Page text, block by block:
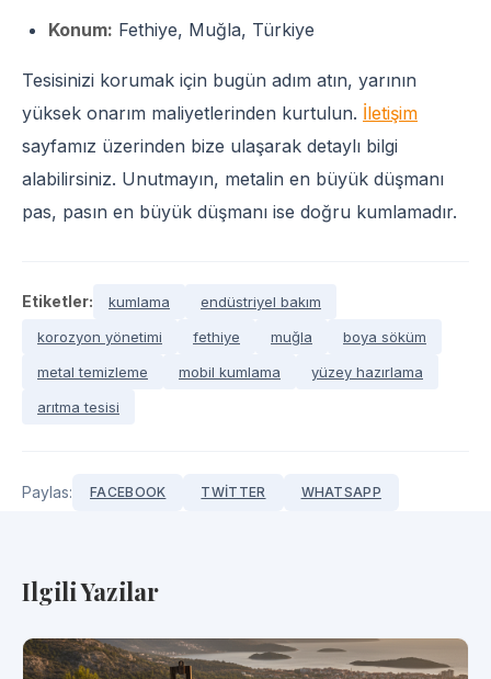
Konum: Fethiye, Muğla, Türkiye
Tesisinizi korumak için bugün adım atın, yarının
yüksek onarım maliyetlerinden kurtulun. İletişim
sayfamız üzerinden bize ulaşarak detaylı bilgi
alabilirsiniz. Unutmayın, metalin en büyük düşmanı
pas, pasın en büyük düşmanı ise doğru kumlamadır.
Etiketler: kumlama
endüstriyel bakım
korozyon yönetimi
fethiye muğla
boya söküm
metal temizleme
mobil kumlama
yüzey hazırlama
arıtma tesisi
Paylas: FACEBOOK TWITTER WHATSAPP
Ilgili Yazilar